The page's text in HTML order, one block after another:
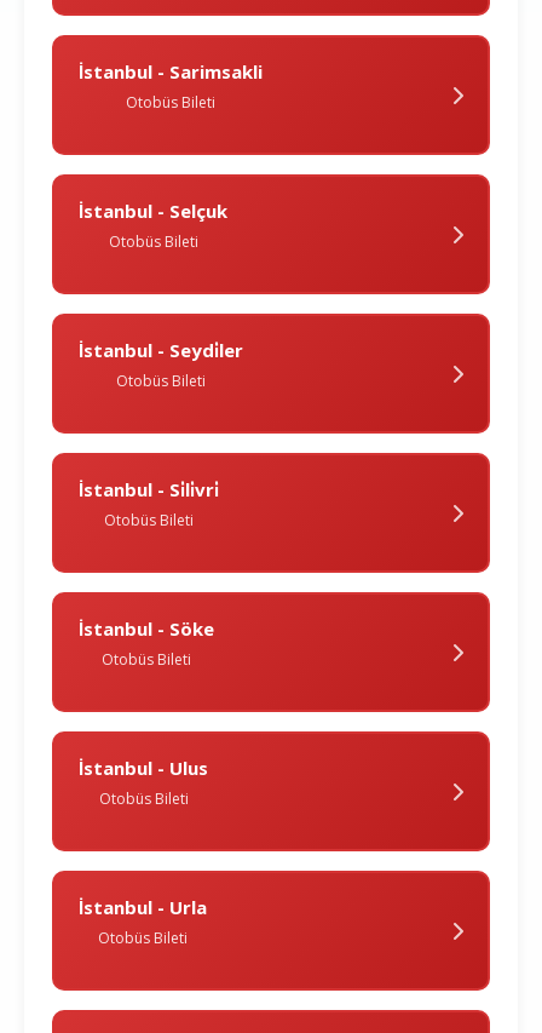
İstanbul - Sarimsakli
Otobüs Bileti
İstanbul - Selçuk
Otobüs Bileti
İstanbul - Seydi̇ler
Otobüs Bileti
İstanbul - Si̇li̇vri̇
Otobüs Bileti
İstanbul - Söke
Otobüs Bileti
İstanbul - Ulus
Otobüs Bileti
İstanbul - Urla
Otobüs Bileti